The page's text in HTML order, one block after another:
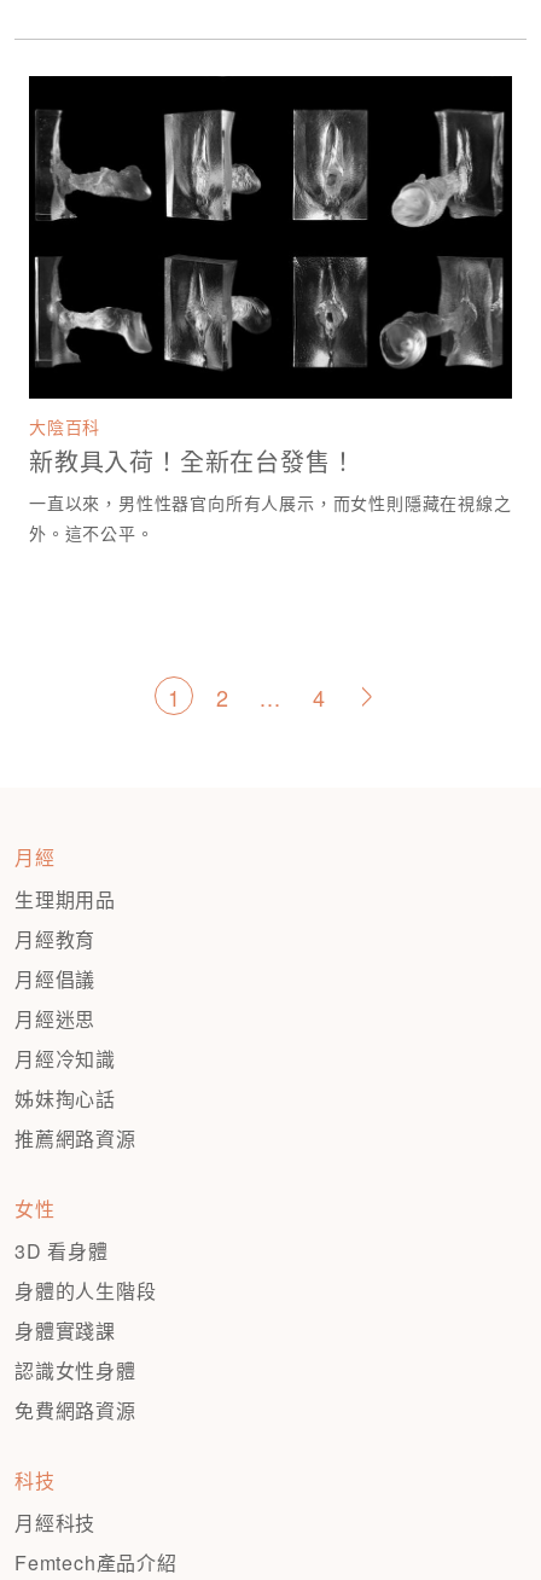
大陰百科
新教具入荷！全新在台發售！
一直以來，男性性器官向所有人展示，而女性則隱藏在視線之
外。這不公平。
文
1 2 ... 4 >
月經
生理期用品
月經教育
月經倡議
月經迷思
月經冷知識
姊妹掏心話
推薦網路資源
女性
3D 看身體
身體的人生階段
身體實踐課
認識女性身體
免費網路資源
科技
月經科技
Femtech產品介紹